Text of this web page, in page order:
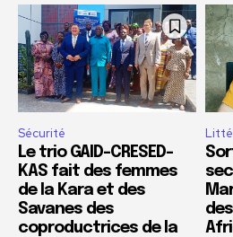
Sécurité
Le trio GAID-CRESED-
KAS fait des femmes
de la Kara et des
Savanes des
coproductrices de la